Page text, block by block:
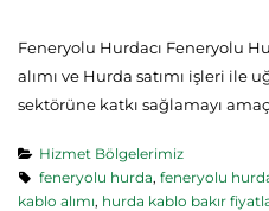
Feneryolu Hurdacı Feneryolu
alımı ve Hurda satımı işleri ile
sektörüne katkı sağlamayı
Hizmet Bölgelerimiz
feneryolu hurda, feneryolu
kablo alımı, hurda kablo bakır